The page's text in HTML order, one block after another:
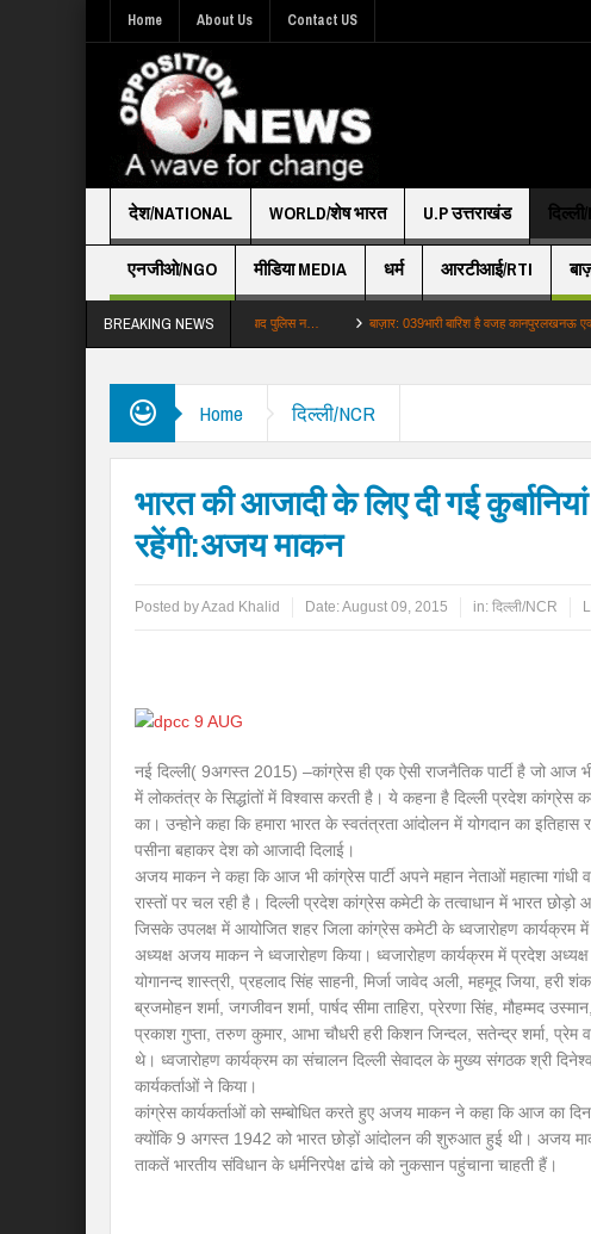
Home About Us Contact US
देश/NATIONAL WORLD/शेष भारत U.P उत्तराखंड
एनजीओ/NGO मीडिया MEDIA धर्म आरटीआई/RTI
BREAKING NEWS
नाले के पानी में केले धोने का सच गाजियाबाद पुलिस न… बाज़ार: 039भारी बारिश है वजह कानपुरलखनऊ एक्सप्रेसवे
Home दिल्ली/NCR
भारत की आजादी के लिए दी गई
रहेंगी:अजय माकन
Posted byAzad Khalid Date:August 09, 2015 in: दिल्ली/NCR
नई दिल्ली( 9अगस्त 2015) –कांग्रेस ही एक ऐसी राजनैतिक पार्टी है जो आज भी
में लोकतंत्र के सिद्धांतों में विश्वास करती है। ये कहना है दिल्ली प्रदेश कांग्रेस
का। उन्होने कहा कि हमारा भारत के स्वतंत्रता आंदोलन में योगदान का
पसीना बहाकर देश को आजादी दिलाई।
अजय माकन ने कहा कि आज भी कांग्रेस पार्टी अपने महान नेताओं महात्मा
रास्तों पर चल रही है। दिल्ली प्रदेश कांग्रेस कमेटी के तत्वाधान में भारत छोड़ो
जिसके उपलक्ष में आयोजित शहर जिला कांग्रेस कमेटी के ध्वजारोहण कार्यक्रम
अध्यक्ष अजय माकन ने ध्वजारोहण किया। ध्वजारोहण कार्यक्रम में प्रदेश
योगानन्द शास्त्री, प्रहलाद सिंह साहनी, मिर्जा जावेद अली, महमूद जिया, हरी
ब्रजमोहन शर्मा, जगजीवन शर्मा, पार्षद सीमा ताहिरा, प्रेरणा सिंह, मौहम्मद
प्रकाश गुप्ता, तरुण कुमार, आभा चौधरी हरी किशन जिन्दल, सतेन्द्र शर्मा, प्रेम
थे। ध्वजारोहण कार्यक्रम का संचालन दिल्ली सेवादल के मुख्य संगठक श्री
कार्यकर्ताओं ने किया।
कांग्रेस कार्यकर्ताओं को सम्बोधित करते हुए अजय माकन ने कहा कि आज का दिन
क्योंकि 9 अगस्त 1942 को भारत छोड़ों आंदोलन की शुरुआत हुई थी। अजय
ताकतें भारतीय संविधान के धर्मनिरपेक्ष ढांचे को नुकसान पहुंचाना चाहती हैं।